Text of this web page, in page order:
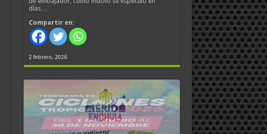
días…
Compartir en:
2 febrero, 2026